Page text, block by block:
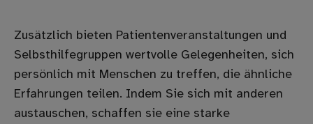
Zusätzlich bieten Patientenveranstaltungen und
Selbsthilfegruppen wertvolle Gelegenheiten, sich
persönlich mit Menschen zu treffen, die ähnliche
Erfahrungen teilen. Indem Sie sich mit anderen
austauschen, schaffen sie eine starke